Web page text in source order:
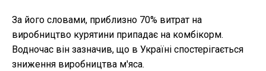
За його словами, приблизно 70% витрат на
виробництво курятини припадає на комбікорм.
Водночас він зазначив, що в Україні спостерігається
зниження виробництва м'яса.